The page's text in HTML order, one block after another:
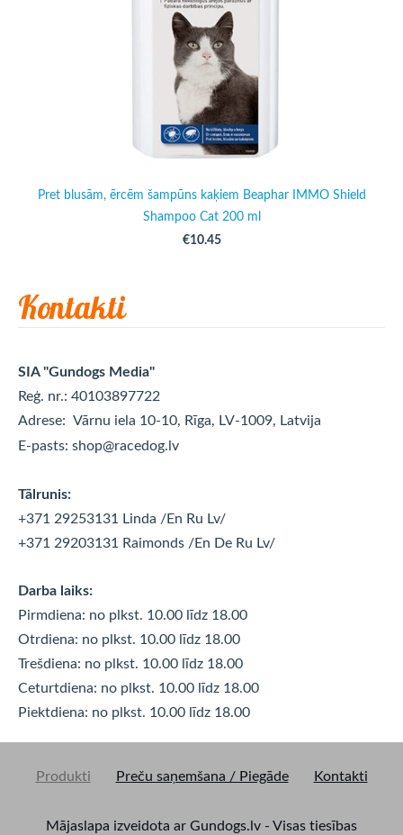
Kontakti
SIA "Gundogs Media"
Reģ. nr.: 40103897722
Adrese: Vārnu iela 10-10, Rīga, LV-1009, Latvija
E-pasts: shop@racedog.lv
Tālrunis:
+371 29253131 Linda /En Ru Lv/
+371 29203131 Raimonds /En De Ru Lv/
Darba laiks:
Pirmdiena: no plkst. 10.00 līdz 18.00
Otrdiena: no plkst. 10.00 līdz 18.00
Trešdiena: no plkst. 10.00 līdz 18.00
Ceturtdiena: no plkst. 10.00 līdz 18.00
Piektdiena: no plkst. 10.00 līdz 18.00
Pret blusām, ērcēm šampūns kaķiem Beaphar IMMO Shield
Shampoo Cat 200 ml
€10.45
Produkti Preču saņemšana / Piegāde Kontakti
Mājaslapa izveidota ar Gundogs.lv - Visas tiesības